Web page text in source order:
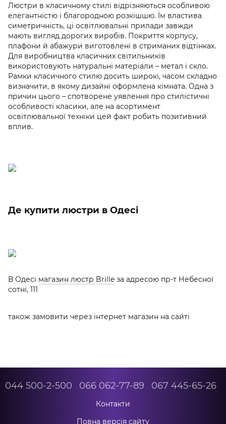
Люстри в класичному стилі відрізняються особливою
елегантністю і благородною розкішшю. Їм властива
симетричність, ці освітлювальні прилади завжди
мають вигляд дорогих виробів. Покриття корпусу,
плафони й абажури виготовлені в стриманих відтінках.
Для виробництва класичних світильників
використовують натуральні матеріали – метал і скло.
Рамки класичного стилю досить широкі, часом складно
визначити, в якому дизайні оформлена кімната. Одна з
причин цього – спотворене уявлення про стилістичні
особливості класики, але на асортимент
освітлювальної техніки цей факт робить позитивний
вплив.
Де купити люстри в Одесі
В Одесі магазин люстр Brille за адресою пр-т Небесної
сотні, 111
також замовити через інтернет магазин на сайті
044 500-2-500 066 062-77-89 067 445-65-26
Контакти
Повна версія сайту